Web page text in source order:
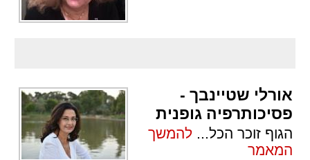
אורלי שטיינבך -
פסיכותרפיה גופנית
הגוף זוכר הכל... להמשך
המאמר